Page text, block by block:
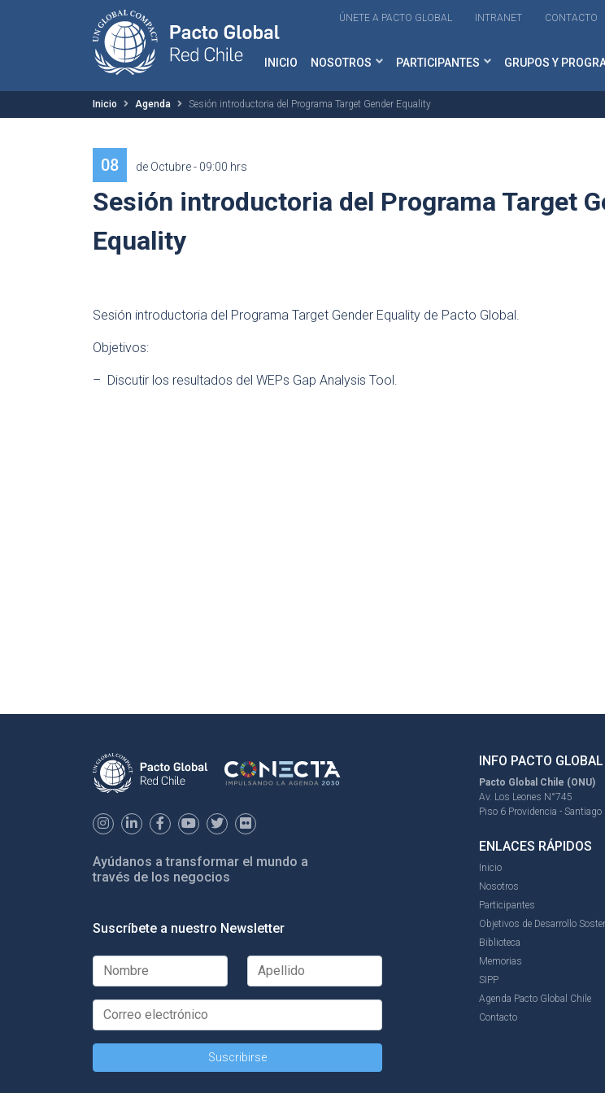
ÚNETE A PACTO GLOBAL INTRANET CONTACTO
INICIO NOSOTROS PARTICIPANTES GRUPOS Y
Inicio Agenda Sesión introductoria del Programa Target Gender Equality
08 de Octubre - 09:00 hrs
Sesión introductoria del Programa Target
Equality
Sesión introductoria del Programa Target Gender Equality de Pacto Global.
Objetivos:
– Discutir los resultados del WEPs Gap Analysis Tool.
Ayúdanos a transformar el mundo a
través de los negocios
Suscríbete a nuestro Newsletter
INFO PACTO GLOBAL
Pacto Global Chile (ONU)
Av. Los Leones N°745
Piso 6 Providencia - Santiago
ENLACES RÁPIDOS
Inicio
Nosotros
Participantes
Objetivos de Desarrollo
Biblioteca
Memorias
SIPP
Agenda Pacto Global Chile
Contacto